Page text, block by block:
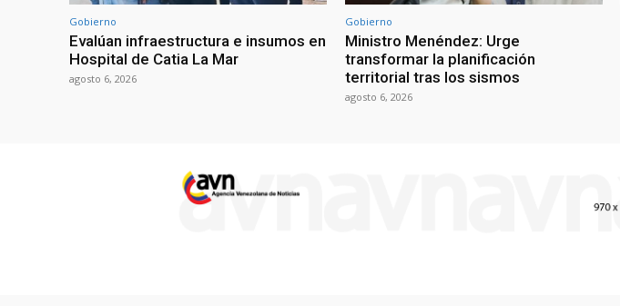
Gobierno
Evalúan infraestructura e insumos en
Hospital de Catia La Mar
agosto 6, 2026
Gobierno
Ministro Menéndez: Urge
transformar la planificación
territorial tras los sismos
agosto 6, 2026